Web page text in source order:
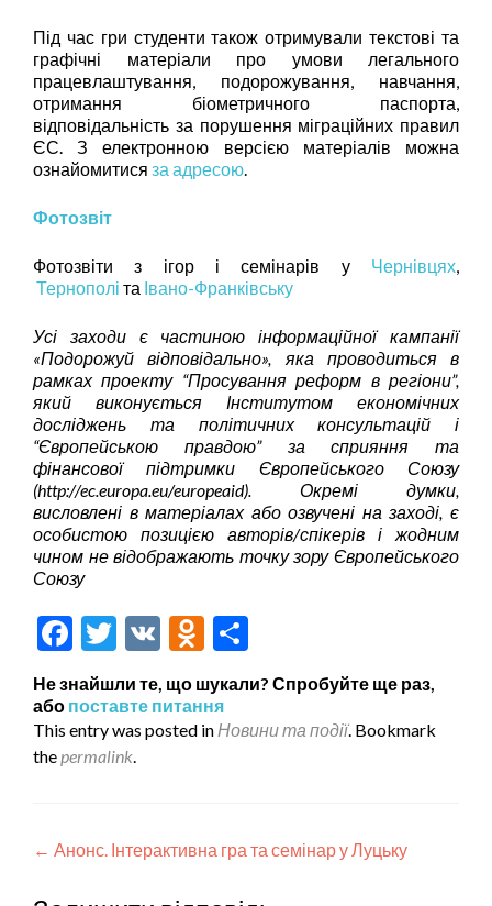
Під час гри студенти також отримували текстові та
графічні матеріали про умови легального
працевлаштування, подорожування, навчання,
отримання біометричного паспорта,
відповідальність за порушення міграційних правил
ЄС. З електронною версією матеріалів можна
ознайомитися за адресою.
Фотозвіт
Фотозвіти з ігор і семінарів у Чернівцях,
Тернополі та Івано-Франківську
Усі заходи є частиною інформаційної кампанії
«Подорожуй
відповідально», яка проводиться в
рамках проекту “Просування реформ в регіони”,
який виконується Інститутом економічних
досліджень та політичних консультацій і
“Європейською правдою” за сприяння та
фінансової підтримки Європейського Союзу
(http://ec.europa.eu/europeaid). Окремі думки,
висловлені в матеріалах або озвучені на заході, є
особистою позицією авторів/спікерів і жодним
чином не відображають точку зору Європейського
Союзу
Facebook
Twitter VK Odnoklassniki
Не знайшли те, що шукали? Спробуйте ще раз,
або поставте питання
This entry was posted inНовини та події. Bookmark
thepermalink.
Навігація записів
← Анонс. Інтерактивна гра та семінар у Луцьку